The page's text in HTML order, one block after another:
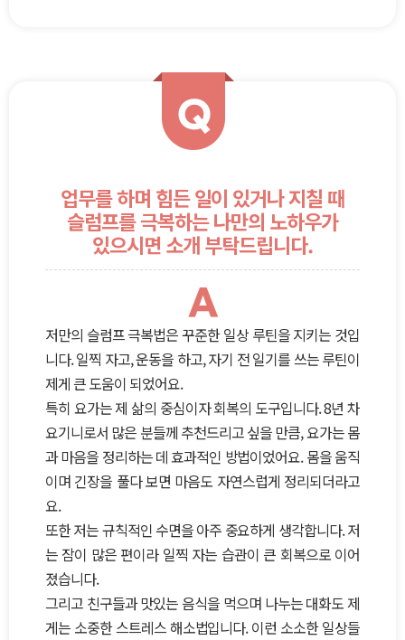
Q
업무를 하며 힘든 일이 있거나 지칠 때
슬럼프를 극복하는 나만의 노하우가
있으시면 소개 부탁드립니다.
A
저만의 슬럼프 극복법은 꾸준한 일상 루틴을 지키는 것입
니다. 일찍 자고, 운동을 하고, 자기 전 일기를 쓰는 루틴이
제게 큰 도움이 되었어요.
특히 요가는 제 삶의 중심이자 회복의 도구입니다. 8년 차
요기니로서 많은 분들께 추천드리고 싶을 만큼, 요가는 몸
과 마음을 정리하는 데 효과적인 방법이었어요. 몸을 움직
이며 긴장을 풀다 보면 마음도 자연스럽게 정리되더라고
요.
또한 저는 규칙적인 수면을 아주 중요하게 생각합니다. 저
는 잠이 많은 편이라 일찍 자는 습관이 큰 회복으로 이어
졌습니다.
그리고 친구들과 맛있는 음식을 먹으며 나누는 대화도 제
게는 소중한 스트레스 해소법입니다. 이런 소소한 일상들